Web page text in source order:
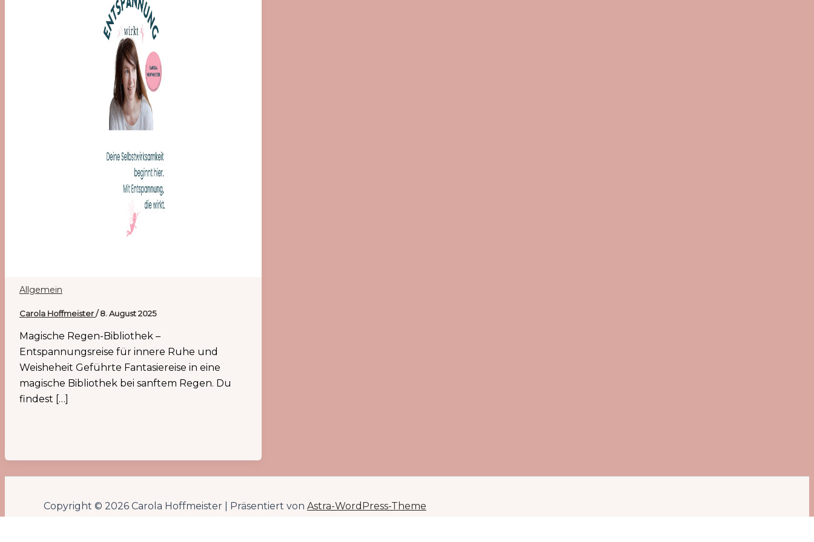
Allgemein
Carola Hoffmeister/8. August 2025
Magische Regen-Bibliothek –
Entspannungsreise für innere Ruhe und
Weisheheit Geführte Fantasiereise in eine
magische Bibliothek bei sanftem Regen. Du
findest […]
Copyright © 2026 Carola Hoffmeister | Präsentiert von Astra-WordPress-Theme